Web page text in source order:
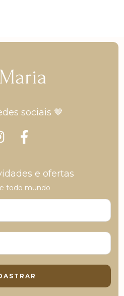
sociais 🤎
e ofertas
todo mundo